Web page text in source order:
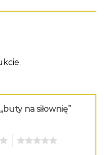
na siłownię”